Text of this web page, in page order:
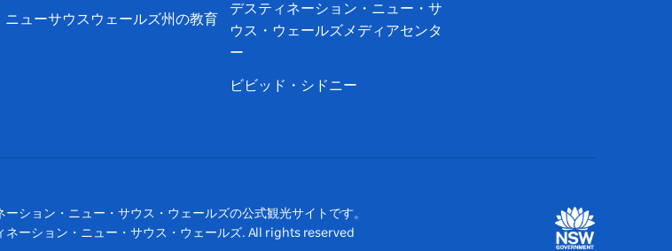
ニューサウスウェールズ州の教育
デスティネーション・ニュー・サ
ウス・ウェールズメディアセンタ
ー
ビビッド・シドニー
ション・ニュー・サウス・ウェールズの公式観光サイトです。
ネーション・ニュー・サウス・ウェールズ. All rights reserved